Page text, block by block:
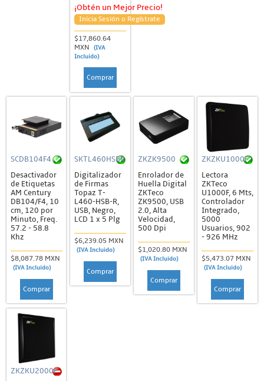
¡Obtén un Mejor Precio!
Inicia Sesión o Regístrate
$17,860.64
MXN
(IVA
Incluido)
Comprar
SCDB104F4
Desactivador
de Etiquetas
AM Century
DB104/F4, 10
cm, 120 por
Minuto, Freq.
57.2 - 58.8
Khz
$8,087.78 MXN
(IVA Incluido)
Comprar
SKTL460HSBR
Digitalizador
de Firmas
Topaz T-
L460-HSB-R,
USB, Negro,
LCD 1 x 5 Plg
$6,239.05 MXN
(IVA Incluido)
Comprar
ZKZK9500
Enrolador de
Huella Digital
ZKTeco
ZK9500, USB
2.0, Alta
Velocidad,
500 Dpi
$1,020.80 MXN
(IVA Incluido)
Comprar
ZKZKU1000F
Lectora
ZKTeco
U1000F, 6 Mts,
Controlador
Integrado,
5000
Usuarios, 902
- 926 MHz
$5,473.07 MXN
(IVA Incluido)
Comprar
ZKZKU2000F